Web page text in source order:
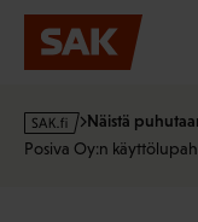
Hyppää
sisältöön
s
a
Näistä
Posiva Oy:n